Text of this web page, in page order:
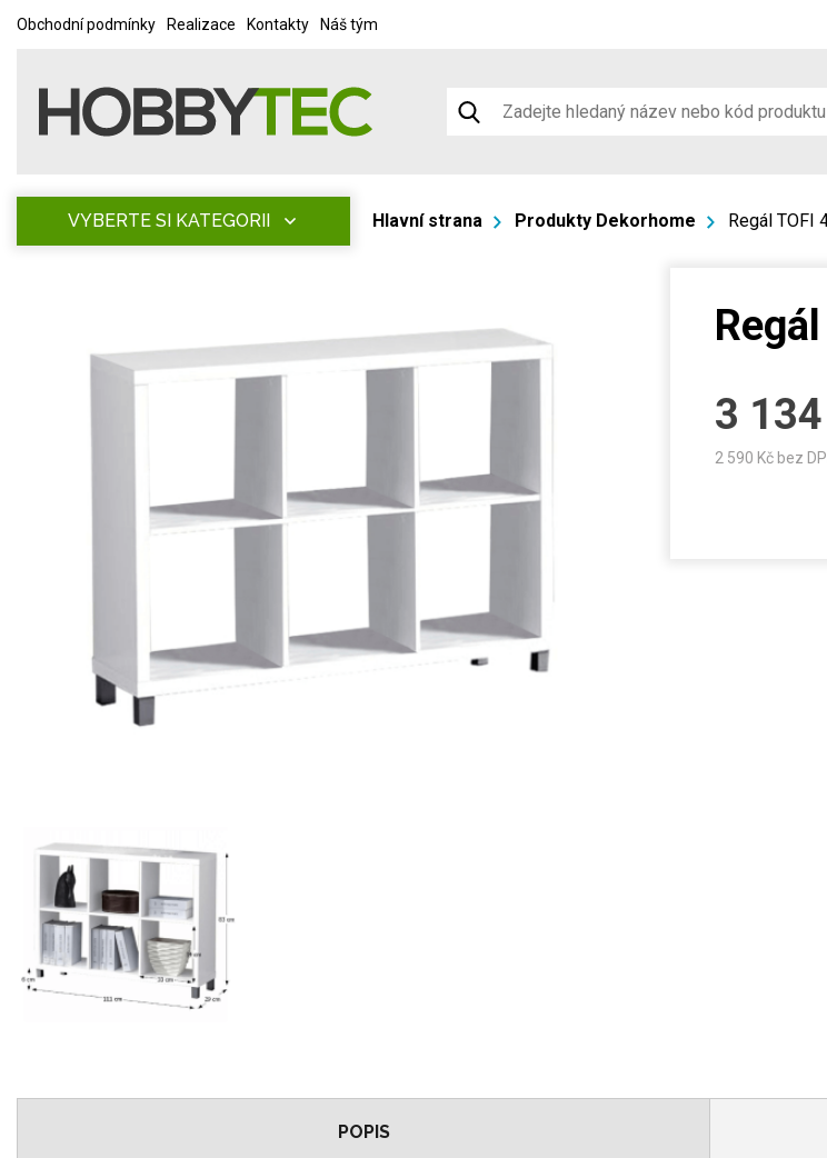
Obchodní podmínky Realizace Kontakty Náš tým
VYBERTE SI KATEGORII Hlavní strana Produkty Dekorhome Regál TOFI
3 134
2 590 Kč bez
POPIS